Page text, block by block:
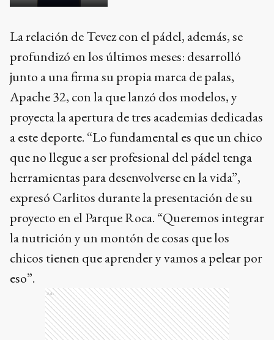
La relación de Tevez con el pádel, además, se
profundizó en los últimos meses: desarrolló
junto a una firma su propia marca de palas,
Apache 32, con la que lanzó dos modelos, y
proyecta la apertura de tres academias dedicadas
a este deporte. “Lo fundamental es que un chico
que no llegue a ser profesional del pádel tenga
herramientas para desenvolverse en la vida”,
expresó Carlitos durante la presentación de su
proyecto en el Parque Roca. “Queremos integrar
la nutrición y un montón de cosas que los
chicos tienen que aprender y vamos a pelear por
eso”.
Ads